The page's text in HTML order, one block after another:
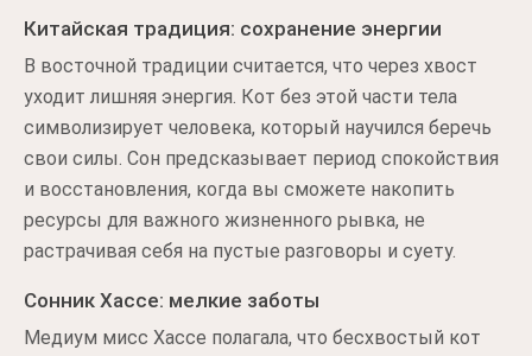
Китайская традиция: сохранение энергии
В восточной традиции считается, что через хвост
уходит лишняя энергия. Кот без этой части тела
символизирует человека, который научился беречь
свои силы. Сон предсказывает период спокойствия
и восстановления, когда вы сможете накопить
ресурсы для важного жизненного рывка, не
растрачивая себя на пустые разговоры и суету.
Сонник Хассе: мелкие заботы
Медиум мисс Хассе полагала, что бесхвостый кот